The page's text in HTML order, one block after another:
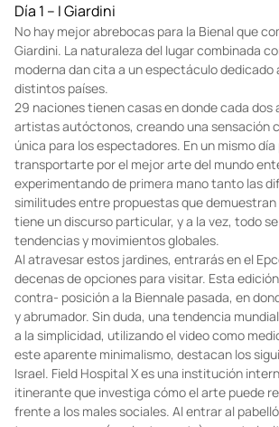
Día 1 – I Giardini
No hay mejor abrebocas para la Bienal que
Giardini. La naturaleza del lugar combinada
moderna dan cita a un espectáculo dedicado
distintos países.
29 naciones tienen casas en donde cada dos
artistas autóctonos, creando una sensación
única para los espectadores. En un mismo día
transportarte por el mejor arte del mundo
experimentando de primera mano tanto las
similitudes entre propuestas que
tiene un discurso particular, y a la vez, todo
tendencias y movimientos globales.
Al atravesar estos jardines, entrarás en el
decenas de opciones para visitar. Esta
contra- posición a la Biennale pasada, en
y abrumador. Sin duda, una tendencia
a la simplicidad, utilizando el video como
este aparente minimalismo, destacan los
Israel. Field Hospital X es una institución
itinerante que investiga cómo el arte puede
frente a los males sociales. Al entrar al